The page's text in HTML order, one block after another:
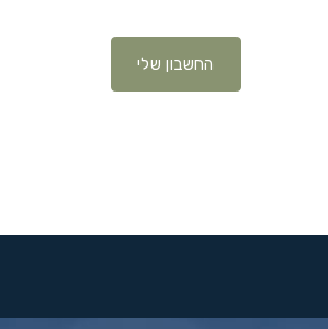
החשבון שלי